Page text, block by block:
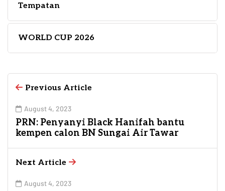
Tempatan
WORLD CUP 2026
Previous Article
August 4, 2023
PRN: Penyanyi Black Hanifah bantu
kempen calon BN Sungai Air Tawar
Next Article
August 4, 2023